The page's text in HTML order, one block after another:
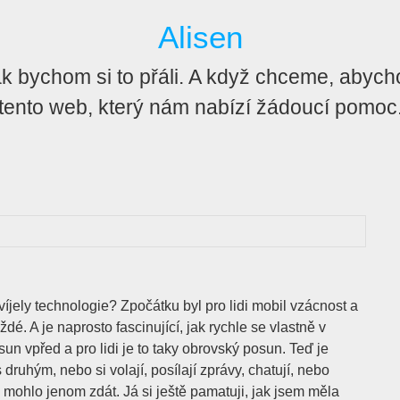
Alisen
bychom si to přáli. A když chceme,
web, který nám nabízí žádoucí
technologie? Zpočátku byl pro lidi mobil vzácnost a
A je naprosto fascinující, jak rychle se vlastně v
vpřed a pro lidi je to taky obrovský posun. Teď je
nebo si volají, posílají zprávy, chatují, nebo
jenom zdát. Já si ještě pamatuji, jak jsem měla